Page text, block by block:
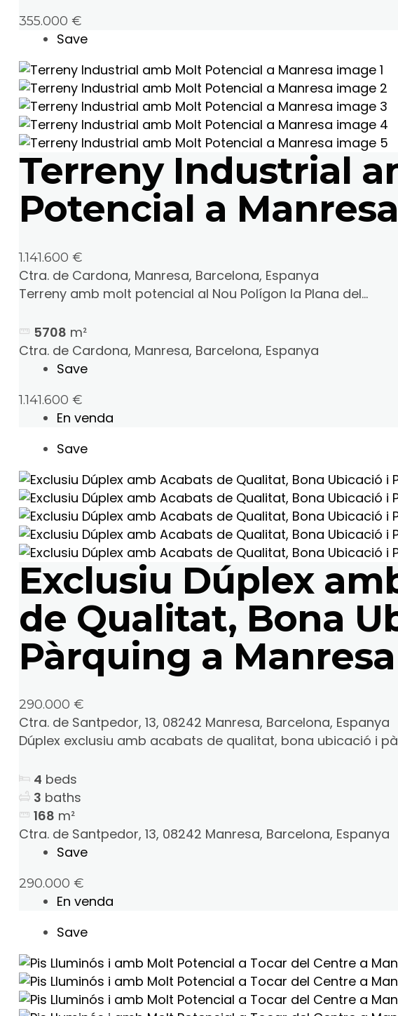
355.000 €
Save
Terreny Industrial
Potencial a Manresa
1.141.600 €
Ctra. de Cardona, Manresa, Barcelona, Espanya
Terreny amb molt potencial al Nou Polígon la Plana del...
5708 m²
Ctra. de Cardona, Manresa, Barcelona, Espanya
Save
1.141.600 €
En venda
Save
Exclusiu Dúplex
de Qualitat, Bona
Pàrquing a Manresa
290.000 €
Ctra. de Santpedor, 13, 08242 Manresa, Barcelona, Espanya
Dúplex exclusiu amb acabats de qualitat, bona ubicació i
4 beds
3 baths
168 m²
Ctra. de Santpedor, 13, 08242 Manresa, Barcelona, Espanya
Save
290.000 €
En venda
Save